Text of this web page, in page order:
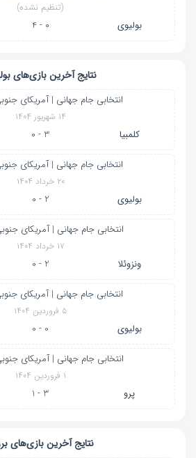
(تنظیم نشده)
بولیوی 0 - 4
نتایج آخرین بازی‌های
انتخابی جام جهانی | آمریکای
۱۴ شهریور ۱۴۰۴
کلمبیا 3 - 0
انتخابی جام جهانی | آمریکای
۲۰ خرداد ۱۴۰۴
بولیوی 2 - 0
انتخابی جام جهانی | آمریکای
۱۷ خرداد ۱۴۰۴
ونزوئلا 2 - 0
انتخابی جام جهانی | آمریکای
۵ فروردین ۱۴۰۴
بولیوی 0 - 0
انتخابی جام جهانی | آمریکای
۱ فروردین ۱۴۰۴
پرو 3 - 1
نتایج آخرین بازی‌های